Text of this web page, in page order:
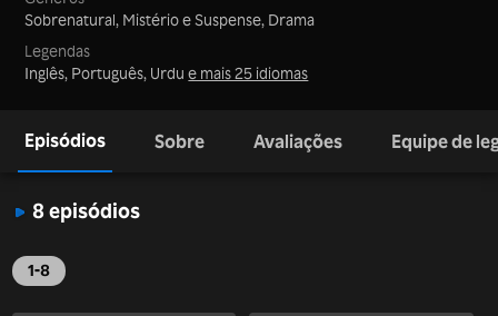
Sobrenatural, Mistério e Suspense, Drama
Legendas
Inglês, Português, Urdue mais 25 idiomas
Episódios Sobre Avaliações Equipe de
8 episódios
1-8